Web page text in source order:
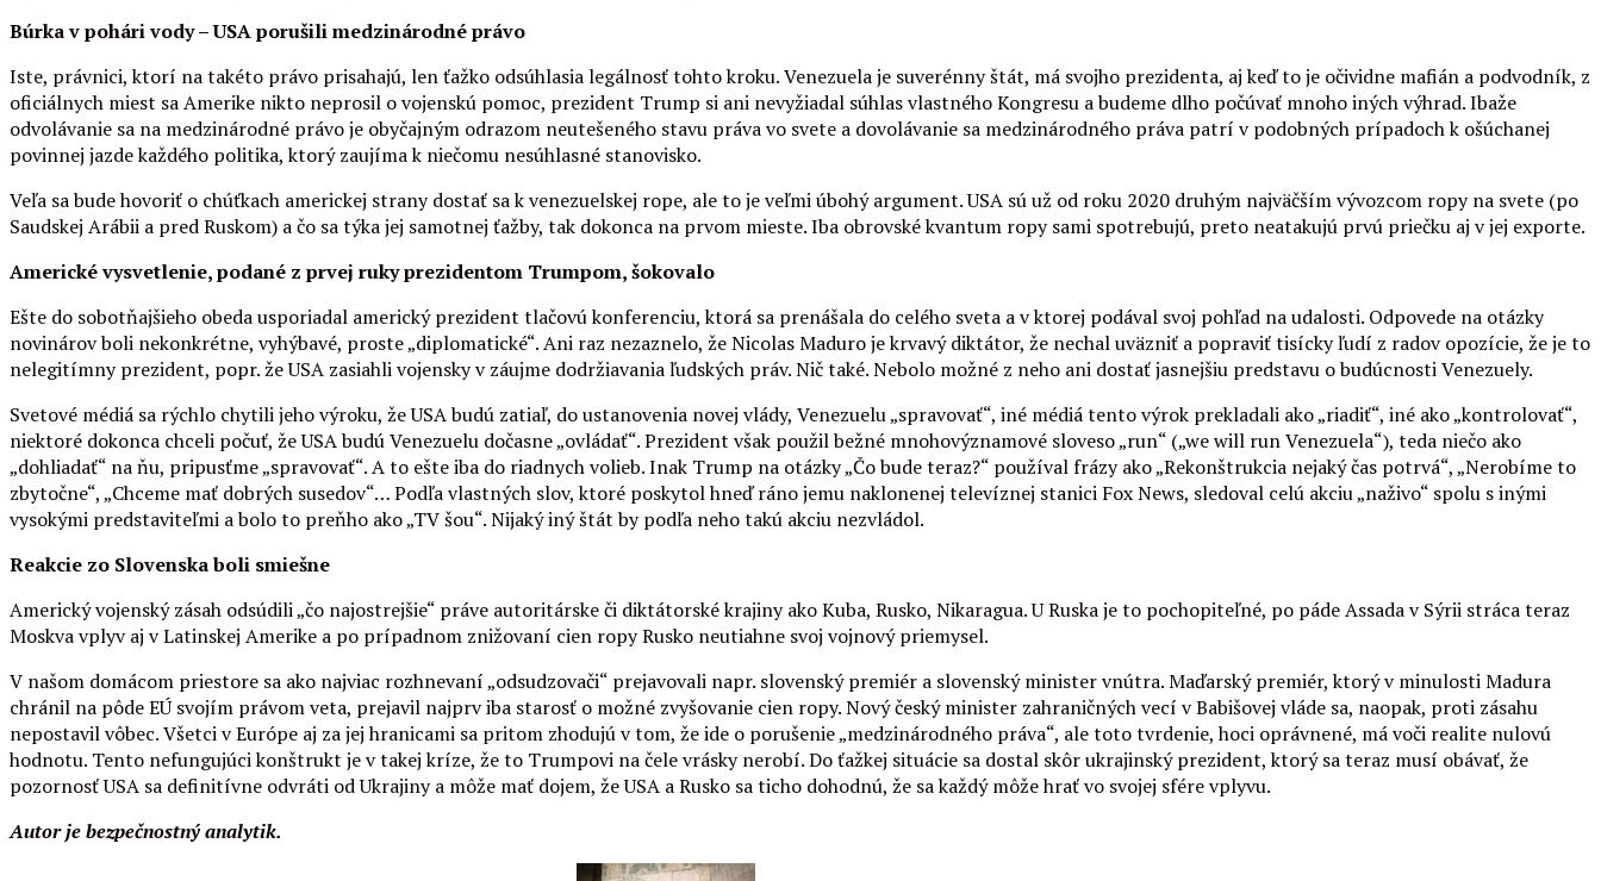
Búrka v pohári vody – USA porušili medzinárodné právo
Iste, právnici, ktorí na takéto právo prisahajú, len ťažko odsúhlasia legálnosť tohto kroku. Venezuela je suverénny štát, má svojho prezidenta, aj keď to je očividne mafián a podvodník, z
oficiálnych miest sa Amerike nikto neprosil o vojenskú pomoc, prezident Trump si ani nevyžiadal súhlas vlastného Kongresu a budeme dlho počúvať mnoho iných výhrad. Ibaže
odvolávanie sa na medzinárodné právo je obyčajným odrazom neutešeného stavu práva vo svete a dovolávanie sa medzinárodného práva patrí v podobných prípadoch k ošúchanej
povinnej jazde každého politika, ktorý zaujíma k niečomu nesúhlasné stanovisko.
Veľa sa bude hovoriť o chúťkach americkej strany dostať sa k venezuelskej rope, ale to je veľmi úbohý argument. USA sú už od roku 2020 druhým najväčším vývozcom ropy na svete (po
Saudskej Arábii a pred Ruskom) a čo sa týka jej samotnej ťažby, tak dokonca na prvom mieste. Iba obrovské kvantum ropy sami spotrebujú, preto neatakujú prvú priečku aj v jej exporte.
Americké vysvetlenie, podané z prvej ruky prezidentom Trumpom, šokovalo
Ešte do sobotňajšieho obeda usporiadal americký prezident tlačovú konferenciu, ktorá sa prenášala do celého sveta a v ktorej podával svoj pohľad na udalosti. Odpovede na otázky
novinárov boli nekonkrétne, vyhýbavé, proste „diplomatické“. Ani raz nezaznelo, že Nicolas Maduro je krvavý diktátor, že nechal uväzniť a popraviť tisícky ľudí z radov opozície, že je to
nelegitímny prezident, popr. že USA zasiahli vojensky v záujme dodržiavania ľudských práv. Nič také. Nebolo možné z neho ani dostať jasnejšiu predstavu o budúcnosti Venezuely.
Svetové médiá sa rýchlo chytili jeho výroku, že USA budú zatiaľ, do ustanovenia novej vlády, Venezuelu „spravovať“, iné médiá tento výrok prekladali ako „riadiť“, iné ako „kontrolovať“,
niektoré dokonca chceli počuť, že USA budú Venezuelu dočasne „ovládať“. Prezident však použil bežné mnohovýznamové sloveso „run“ („we will run Venezuela“), teda niečo ako
„dohliadať“ na ňu, pripusťme „spravovať“. A to ešte iba do riadnych volieb. Inak Trump na otázky „Čo bude teraz?“ používal frázy ako „Rekonštrukcia nejaký čas potrvá“, „Nerobíme to
zbytočne“, „Chceme mať dobrých susedov“… Podľa vlastných slov, ktoré poskytol hneď ráno jemu naklonenej televíznej stanici Fox News, sledoval celú akciu „naživo“ spolu s inými
vysokými predstaviteľmi a bolo to preňho ako „TV šou“. Nijaký iný štát by podľa neho takú akciu nezvládol.
Reakcie zo Slovenska boli smiešne
Americký vojenský zásah odsúdili „čo najostrejšie“ práve autoritárske či diktátorské krajiny ako Kuba, Rusko, Nikaragua. U Ruska je to pochopiteľné, po páde Assada v Sýrii stráca teraz
Moskva vplyv aj v Latinskej Amerike a po prípadnom znižovaní cien ropy Rusko neutiahne svoj vojnový priemysel.
V našom domácom priestore sa ako najviac rozhnevaní „odsudzovači“ prejavovali napr. slovenský premiér a slovenský minister vnútra. Maďarský premiér, ktorý v minulosti Madura
chránil na pôde EÚ svojím právom veta, prejavil najprv iba starosť o možné zvyšovanie cien ropy. Nový český minister zahraničných vecí v Babišovej vláde sa, naopak, proti zásahu
nepostavil vôbec. Všetci v Európe aj za jej hranicami sa pritom zhodujú v tom, že ide o porušenie „medzinárodného práva“, ale toto tvrdenie, hoci oprávnené, má voči realite nulovú
hodnotu. Tento nefungujúci konštrukt je v takej kríze, že to Trumpovi na čele vrásky nerobí. Do ťažkej situácie sa dostal skôr ukrajinský prezident, ktorý sa teraz musí obávať, že
pozornosť USA sa definitívne odvráti od Ukrajiny a môže mať dojem, že USA a Rusko sa ticho dohodnú, že sa každý môže hrať vo svojej sfére vplyvu.
Autor je bezpečnostný analytik.